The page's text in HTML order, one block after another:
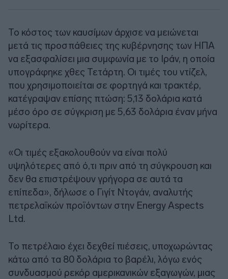
Το κόστος των καυσίμων άρχισε να μειώνεται
μετά τις προσπάθειες της κυβέρνησης των ΗΠΑ
να εξασφαλίσει μια συμφωνία με το Ιράν, η οποία
υπογράφηκε χθες Τετάρτη. Οι τιμές του ντίζελ,
που χρησιμοποιείται σε φορτηγά και τρακτέρ,
κατέγραψαν επίσης πτώση: 5,13 δολάρια κατά
μέσο όρο σε σύγκριση με 5,63 δολάρια έναν μήνα
νωρίτερα.
«Οι τιμές εξακολουθούν να είναι πολύ
υψηλότερες από ό,τι πριν από τη σύγκρουση και
δεν θα επιστρέψουν γρήγορα σε αυτά τα
επίπεδα», δήλωσε ο Γιγίτ Ντογάν, αναλυτής
πετρελαϊκών προϊόντων στην Energy Aspects
Ltd.
Το πετρέλαιο έχει δεχθεί πιέσεις, υποχωρώντας
κάτω από τα 80 δολάρια το βαρέλι, λόγω ενός
συνδυασμού ρεκόρ αμερικανικών εξαγωγών, μιας